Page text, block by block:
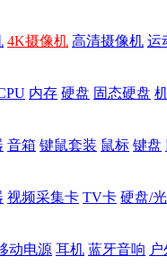
4K摄像机 高清摄像机 运
内存 硬盘 固态硬盘
音箱 键鼠套装 鼠标 键盘
视频采集卡 TV卡 硬盘/
动电源 耳机 蓝牙音响